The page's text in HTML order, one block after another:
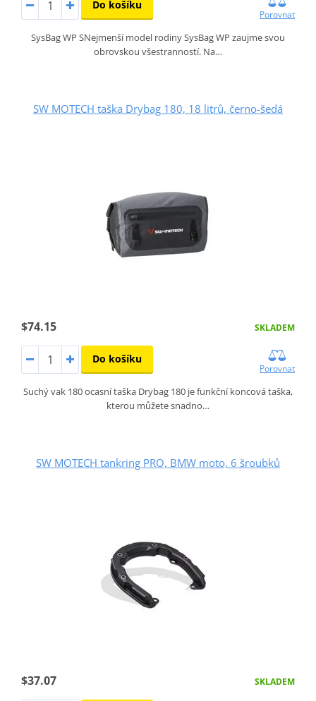
Do košíku
Porovnat
SysBag WP SNejmenší model rodiny SysBag WP zaujme svou
obrovskou všestranností. Na…
SW MOTECH taška Drybag 180, 18 litrů, černo-šedá
$74.15 SKLADEM
Do košíku
Porovnat
Suchý vak 180 ocasní taška Drybag 180 je funkční koncová taška,
kterou můžete snadno…
SW MOTECH tankring PRO, BMW moto, 6 šroubků
$37.07 SKLADEM